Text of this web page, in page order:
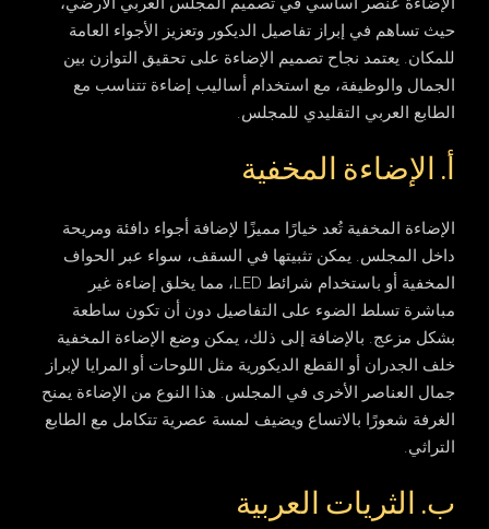
حيث تساهم في إبراز تفاصيل الديكور وتعزيز الأجواء العامة
للمكان. يعتمد نجاح تصميم الإضاءة على تحقيق التوازن بين
الجمال والوظيفة، مع استخدام أساليب إضاءة تتناسب مع
الطابع العربي التقليدي للمجلس.
أ. الإضاءة المخفية
الإضاءة المخفية تُعد خيارًا مميزًا لإضافة أجواء دافئة ومريحة
داخل المجلس. يمكن تثبيتها في السقف، سواء عبر الحواف
المخفية أو باستخدام شرائط LED، مما يخلق إضاءة غير
مباشرة تسلط الضوء على التفاصيل دون أن تكون ساطعة
بشكل مزعج. بالإضافة إلى ذلك، يمكن وضع الإضاءة المخفية
خلف الجدران أو القطع الديكورية مثل اللوحات أو المرايا لإبراز
جمال العناصر الأخرى في المجلس. هذا النوع من الإضاءة يمنح
الغرفة شعورًا بالاتساع ويضيف لمسة عصرية تتكامل مع الطابع
التراثي.
ب. الثريات العربية